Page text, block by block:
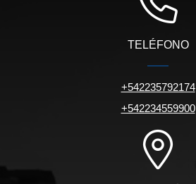
TELÉFONO
+542235792174
+542234559900